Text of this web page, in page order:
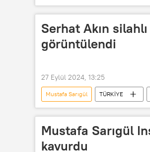
Tunceli Belediyesi
Serhat Akın
görüntülendi
27 Eylül 2024, 13:25
Mustafa Sarıgül TÜRKİYE
Ameliyat
Mustafa Sarıgül
kavurdu